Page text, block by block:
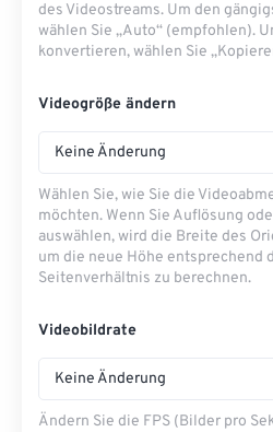
des Videostreams. Um den
wählen Sie „Auto“ (empfohlen).
konvertieren, wählen Sie
Videogröße ändern
Keine Änderung
Wählen Sie, wie Sie die
möchten. Wenn Sie Auflösung
auswählen, wird die Breite des
um die neue Höhe entsprechend
Seitenverhältnis zu berechnen.
Videobildrate
Keine Änderung
Ändern Sie die FPS (Bilder pro